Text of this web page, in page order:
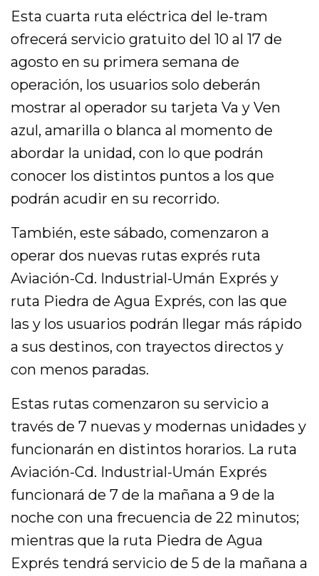
Esta cuarta ruta eléctrica del Ie-tram
ofrecerá servicio gratuito del 10 al 17 de
agosto en su primera semana de
operación, los usuarios solo deberán
mostrar al operador su tarjeta Va y Ven
azul, amarilla o blanca al momento de
abordar la unidad, con lo que podrán
conocer los distintos puntos a los que
podrán acudir en su recorrido.
También, este sábado, comenzaron a
operar dos nuevas rutas exprés ruta
Aviación-Cd. Industrial-Umán Exprés y
ruta Piedra de Agua Exprés, con las que
las y los usuarios podrán llegar más rápido
a sus destinos, con trayectos directos y
con menos paradas.
Estas rutas comenzaron su servicio a
través de 7 nuevas y modernas unidades y
funcionarán en distintos horarios. La ruta
Aviación-Cd. Industrial-Umán Exprés
funcionará de 7 de la mañana a 9 de la
noche con una frecuencia de 22 minutos;
mientras que la ruta Piedra de Agua
Exprés tendrá servicio de 5 de la mañana a